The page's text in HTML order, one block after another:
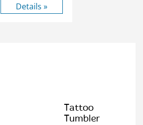
Details »
Tattoo
Tumbler